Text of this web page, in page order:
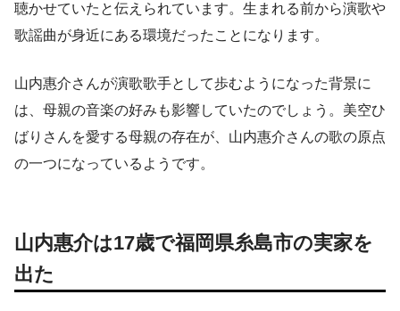
聴かせていたと伝えられています。生まれる前から演歌や
歌謡曲が身近にある環境だったことになります。
山内惠介さんが演歌歌手として歩むようになった背景に
は、母親の音楽の好みも影響していたのでしょう。美空ひ
ばりさんを愛する母親の存在が、山内惠介さんの歌の原点
の一つになっているようです。
山内惠介は17歳で福岡県糸島市の実家を
出た